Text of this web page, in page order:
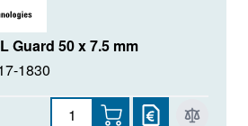
Guard 50 x 7.5 mm
1830